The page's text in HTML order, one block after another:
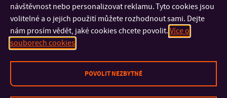
návštěvnost nebo personalizovat reklamu. Tyto cookies jsou
volitelné a o jejich použití můžete rozhodnout sami. Dejte
nám prosím vědět, jaké cookies chcete povolit. Více o
souborech cookies
POVOLIT NEZBYTNÉ